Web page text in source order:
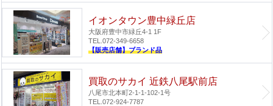
イオンタウン豊中緑丘店
大阪府豊中市緑丘4-1 1F
TEL.072-349-6658
【販売店舗】ブランド品
買取のサカイ 近鉄八尾駅前店
八尾市北本町2-1-1-102-1号
TEL.072-924-7787